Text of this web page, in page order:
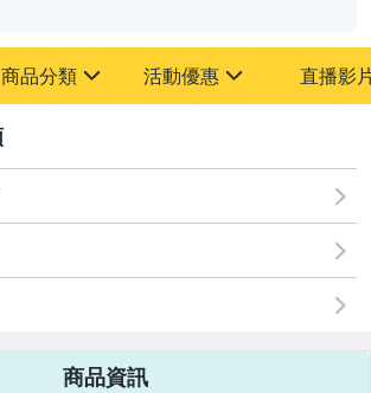
商品分類 活動優惠 直播影
商品資訊